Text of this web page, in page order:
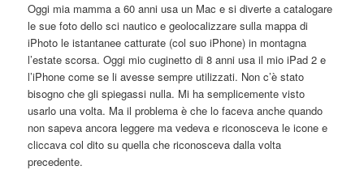
Oggi mia mamma a 60 anni usa un Mac e si diverte a catalogare
le sue foto dello sci nautico e geolocalizzare sulla mappa di
iPhoto le istantanee catturate (col suo iPhone) in montagna
l’estate scorsa. Oggi mio cuginetto di 8 anni usa il mio iPad 2 e
l’iPhone come se li avesse sempre utilizzati. Non c’è stato
bisogno che gli spiegassi nulla. Mi ha semplicemente visto
usarlo una volta. Ma il problema è che lo faceva anche quando
non sapeva ancora leggere ma vedeva e riconosceva le icone e
cliccava col dito su quella che riconosceva dalla volta
precedente.